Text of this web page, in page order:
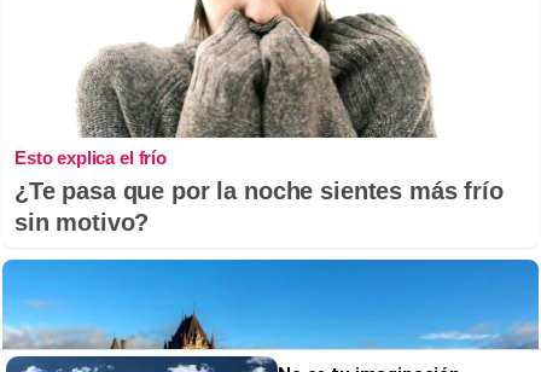
Esto explica el frío
¿Te pasa que por la noche sientes más frío
sin motivo?